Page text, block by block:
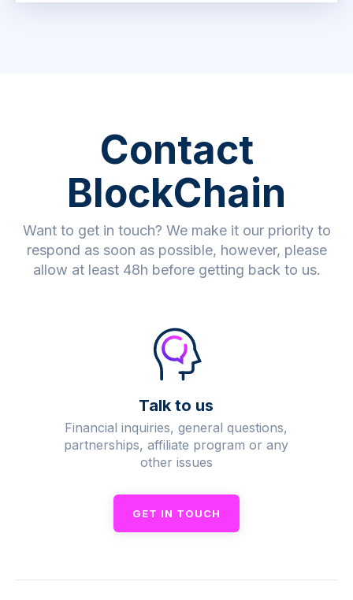
Contact
BlockChain
Want to get in touch? We make it our priority to
respond as soon as possible, however, please
allow at least 48h before getting back to us.
Talk to us
Financial inquiries, general questions,
partnerships, affiliate program or any
other issues
GET IN TOUCH